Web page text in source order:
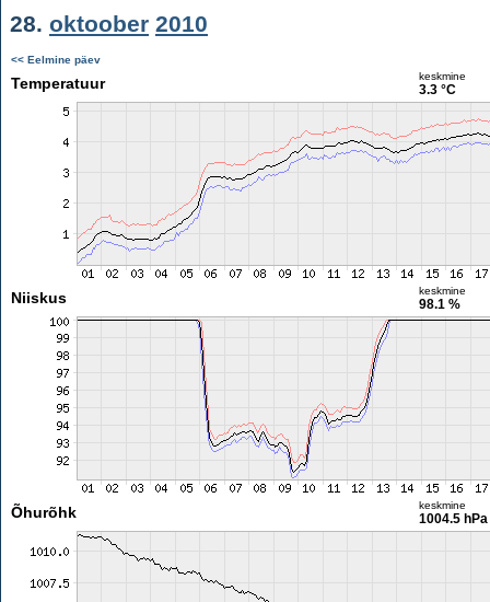
28. oktoober 2010
<< Eelmine päev
Temperatuur keskmine
3.3 °C
Niiskus keskmine
98.1 %
Õhurõhk keskmine
1004.5 hPa